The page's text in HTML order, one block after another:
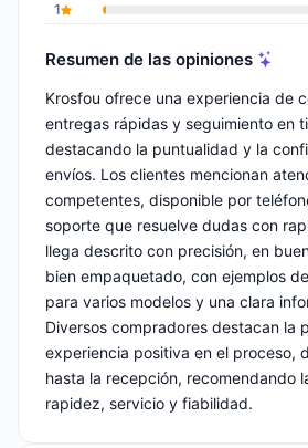
1
Resumen de las opiniones
Krosfou ofrece una experiencia de
entregas rápidas y seguimiento en
destacando la puntualidad y la
envíos. Los clientes mencionan
competentes, disponible por
soporte que resuelve dudas con
llega descrito con precisión, en
bien empaquetado, con ejemplos
para varios modelos y una clara
Diversos compradores destacan la
experiencia positiva en el proceso,
hasta la recepción, recomendando
rapidez, servicio y fiabilidad.